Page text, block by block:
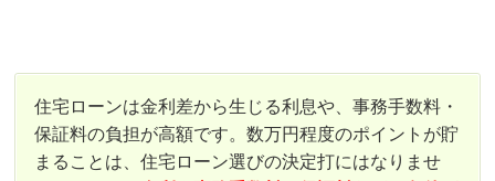
住宅ローンは金利差から生じる利息や、事務手数料・
保証料の負担が高額です。数万円程度のポイントが貯
まることは、住宅ローン選びの決定打にはなりませ